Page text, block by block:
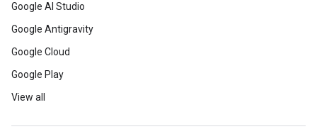
Google AI Studio
Google Antigravity
Google Cloud
Google Play
View all